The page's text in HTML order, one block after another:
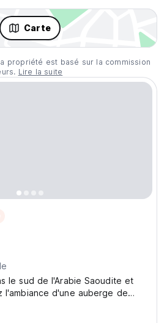
Carte
propriété est basé sur la commission
Lire la suite
le sud de l'Arabie Saoudite et
l'ambiance d'une auberge de
option pour les routards et